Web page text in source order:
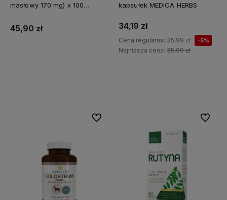
masłowy 170 mg) x 100
45,90 zł
kapsułek MEDICA HERBS
34,19 zł
Cena regularna: 35,99 zł -5%
Najniższa cena: 35,99 zł
Do ulubionych Do